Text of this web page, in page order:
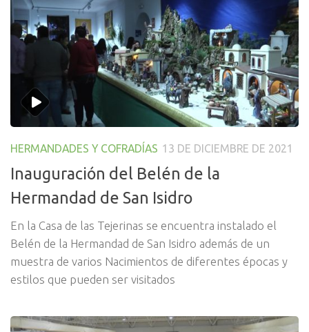
HERMANDADES Y COFRADÍAS 13 DE DICIEMBRE DE 2021
Inauguración del Belén de la
Hermandad de San Isidro
En la Casa de las Tejerinas se encuentra instalado el
Belén de la Hermandad de San Isidro además de un
muestra de varios Nacimientos de diferentes épocas y
estilos que pueden ser visitados